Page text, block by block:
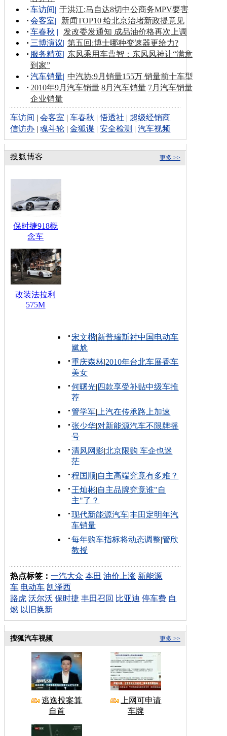
车访间| 于洪江:马自达8切中公商务MPV要害
会客室|
新闻TOP10 给北京治堵新政提意见
车春秋 |
发改委发通知 成品油价格再次上调
三博演议| 第五回:博士哪种变速器更给力?
服务精英| 东风乘用车曹智：东风风神让“满意
到家”
汽车销量| 中汽协:9月销量155万 销量前十车型
2010年9月汽车销量 8月汽车销量 7月汽车销量
企业销量
车访间 |会客室 |车春秋 |悟透社 | 超级经销商
信访办 |魂斗轮 |金狐谍 |安全检测 |汽车视频
更多 >>
保时捷918概
念车
改装法拉利
575M
宋文楷|新普瑞斯衬中国电动车
尴尬
重庆森林|2010年台北车展香车
美女
何曙光| 四款享受补贴中级车推
荐
管学军| 上汽在传承路上加速
张少华|对新能源汽车不限牌摇
号
清风网影|北京限购 车企也迷
茫
程国顺|自主高端究竟有多难？
王灿彬|自主品牌究竟谁"自
主"了？
现代新能源汽车|丰田定明年汽
车销量
每年购车指标将动态调整|管欣
教授
热点标签：一汽大众 本田 油价上涨 新能源
车 电动车 凯泽西
路虎 沃尔沃 保时捷 丰田召回 比亚迪 停车费 自
燃 以旧换新
更多 >>
搜狐汽车视频
逃逸投案算
自首
上网可申请
车牌